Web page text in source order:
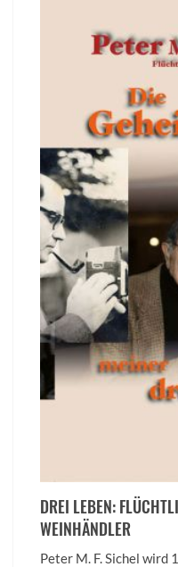
DREI LEBEN:
WEINHÄNDLER
Peter M. F. Sichel wird